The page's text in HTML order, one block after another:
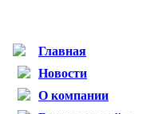
Главная
Новости
О компании